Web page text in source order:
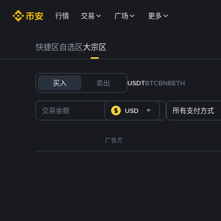
行情 交易 广场 更多
快捷区自选区大宗区
买入 卖出 USDTBTCBNBETH
USD 所有支付方式
广告方